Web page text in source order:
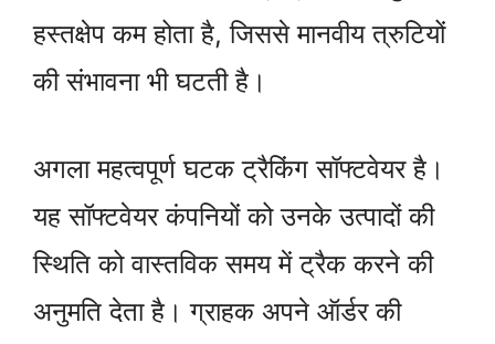
हस्तक्षेप कम होता है, जिससे मानवीय त्रुटियों
की संभावना भी घटती है।
अगला महत्वपूर्ण घटक ट्रैकिंग सॉफ्टवेयर है।
यह सॉफ्टवेयर कंपनियों को उनके उत्पादों की
स्थिति को वास्तविक समय में ट्रैक करने की
अनुमति देता है। ग्राहक अपने ऑर्डर की